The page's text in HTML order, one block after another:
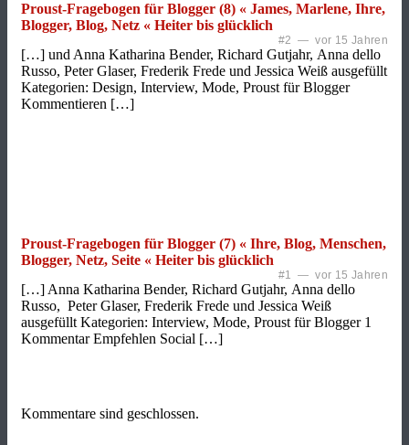
Proust-Fragebogen für Blogger (8) « James, Marlene, Ihre,
Blogger, Blog, Netz « Heiter bis glücklich
#2 — vor 15 Jahren
[…] und Anna Katharina Bender, Richard Gutjahr, Anna dello
Russo, Peter Glaser, Frederik Frede und Jessica Weiß ausgefüllt
Kategorien: Design, Interview, Mode, Proust für Blogger
Kommentieren […]
Proust-Fragebogen für Blogger (7) « Ihre, Blog, Menschen,
Blogger, Netz, Seite « Heiter bis glücklich
#1 — vor 15 Jahren
[…] Anna Katharina Bender, Richard Gutjahr, Anna dello
Russo, Peter Glaser, Frederik Frede und Jessica Weiß
ausgefüllt Kategorien: Interview, Mode, Proust für Blogger 1
Kommentar Empfehlen Social […]
Kommentare sind geschlossen.